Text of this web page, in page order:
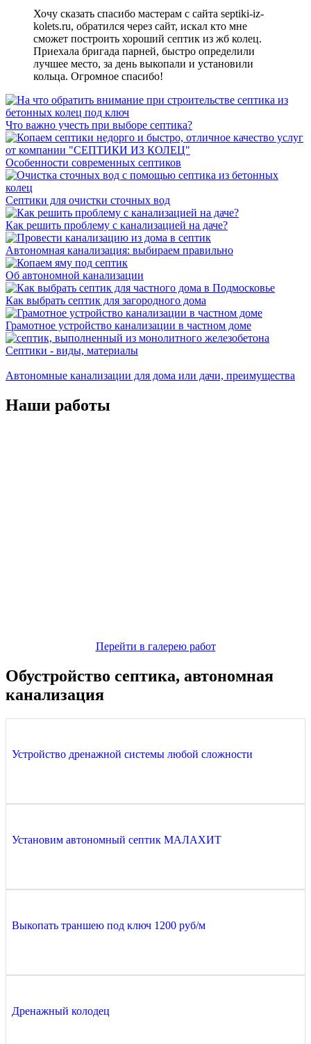
Хочу сказать спасибо мастерам с сайта septiki-iz-
kolets.ru, обратился через сайт, искал кто мне
сможет построить хороший септик из жб колец.
Приехала бригада парней, быстро определили
лучшее место, за день выкопали и установили
кольца. Огромное спасибо!
Что важно учесть при выборе септика?
Особенности современных септиков
Септики для очистки сточных вод
Как решить проблему с канализацией на даче?
Автономная канализация: выбираем правильно
Об автономной канализации
Как выбрать септик для загородного дома
Грамотное устройство канализации в частном доме
Септики - виды, материалы
Автономные канализации для дома или дачи, преимущества
Наши работы
Перейти в галерею работ
Обустройство септика, автономная
канализация
Устройство дренажной системы любой сложности
Установим автономный септик МАЛАХИТ
Выкопать траншею под ключ 1200 руб/м
Дренажный колодец